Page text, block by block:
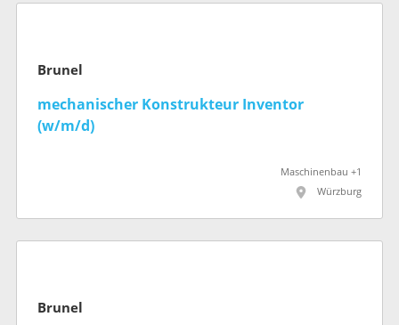
Brunel
mechanischer Konstrukteur Inventor
(w/m/d)
Maschinenbau +1
Würzburg
Brunel